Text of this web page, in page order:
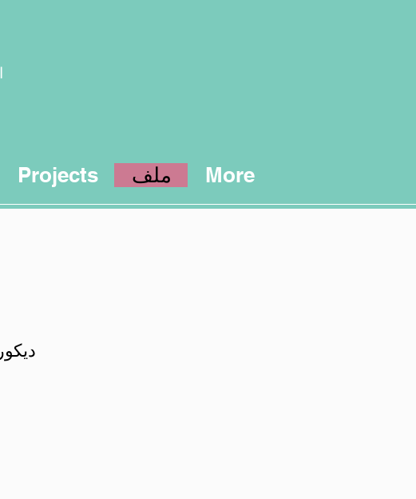
Projects ملف More